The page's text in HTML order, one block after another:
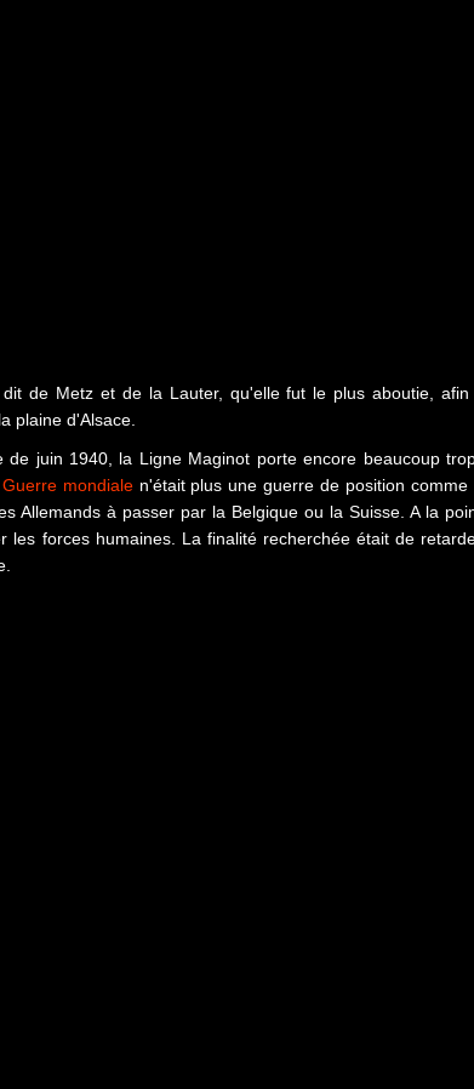
de Metz et de la Lauter, qu'elle fut le plus aboutie,
plaine d'Alsace.
juin 1940, la Ligne Maginot porte encore beaucoup
mondialen'était plus une guerre de position comme
Allemands à passer par la Belgique ou la Suisse. A la
forces humaines. La finalité recherchée était de